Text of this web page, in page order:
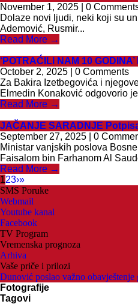
November 1, 2025 | 0
Dolaze novi ljudi, neki koji su
Ademović, Rusmir...
Read More →
‘POTRAĆILI NAM 10
October 2, 2025 | 0 Comments
Za Bakira Izetbegovića i
Elmedin Konaković odgovorio
Read More →
JAČANJE SARADNJE
September 27, 2025 | 0
Ministar vanjskih poslova
Faisalom bin Farhanom Al
Read More →
123›»
SMS Poruke
Webmail
Youtube kanal
Facebook
TV Program
Vremenska prognoza
Arhiva
Vaše priče i prilozi
Dunović poslao važno
Fotografije
Tagovi